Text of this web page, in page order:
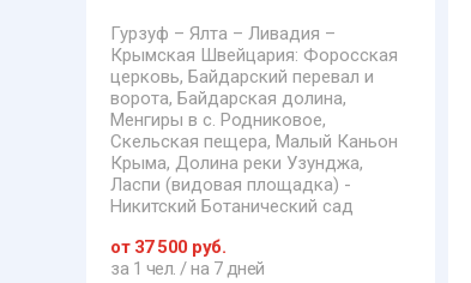
Гурзуф – Ялта – Ливадия –
Крымская Швейцария: Форосская
церковь, Байдарский перевал и
ворота, Байдарская долина,
Менгиры в с. Родниковое,
Скельская пещера, Малый Каньон
Крыма, Долина реки Узунджа,
Ласпи (видовая площадка) -
Никитский Ботанический сад
от 37 500 руб.
за 1 чел. / на 7 дней